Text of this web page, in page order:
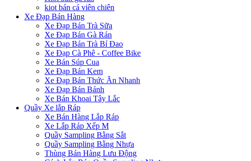
kiot bán cá viên chiên
Xe Đạp Bán Hàng
Xe Đạp Bán Trà Sữa
Xe Đạp Bán Gà Rán
Xe Đạp Bán Trà Bí Đao
Xe Đạp Cà Phê - Coffee Bike
Xe Bán Súp Cua
Xe Đạp Bán Kem
Xe Đạp Bán Thức Ăn Nhanh
Xe Đạp Bán Bánh
Xe Bán Khoai Tây Lắc
Quầy Xe lắp Ráp
Xe Bán Hàng Lắp Ráp
Xe Lắp Ráp Xếp M
Quầy Sampling Bằng Sắt
Quầy Sampling Bằng Nhựa
Thùng Bán Hàng Lưu Động